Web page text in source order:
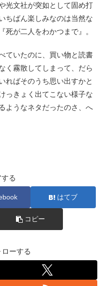
光文社が突如として固め打
ちばん楽しみなのは当然な
『死が二人をわかつまで』。
ていたのに、買い物と読書
く霧散してしまって、だら
ればそのうち思い出すかと
っきょく出てこない様子な
ようなネタだったのさ、へ
る
はてブ
コピー
ーする